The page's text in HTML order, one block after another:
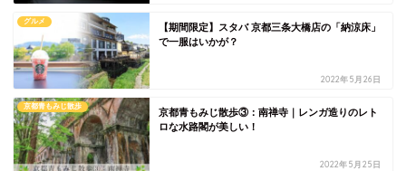
グルメ
【期間限定】スタバ 京都三条大橋店の「納涼床」
で一服はいかが？
2022年5月26日
京都青もみじ散歩
京都青もみじ散歩③：南禅寺｜レンガ造りのレト
ロな水路閣が美しい！
2022年5月25日